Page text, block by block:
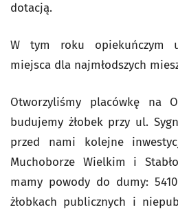
dotacją.
W tym roku opiekuńczym
miejsca dla najmłodszych
Otworzyliśmy placówkę na
budujemy żłobek przy ul.
przed nami kolejne
Muchoborze Wielkim i
mamy powody do dumy:
żłobkach publicznych i